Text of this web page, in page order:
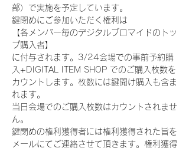
部）で実施を予定しています。
鍵閉めにご参加いただく権利は
【各メンバー毎のデジタルブロマイドのトッ
プ購入者】
に付与されます。3/24会場での事前予約購
入+DIGITAL ITEM SHOP でのご購入枚数を
カウントします。枚数には鍵開け購入も含ま
れます。
当日会場でのご購入枚数はカウントされませ
ん。
鍵閉めの権利獲得者には権利獲得された旨を
メールにてご連絡させて頂きます。権利獲得